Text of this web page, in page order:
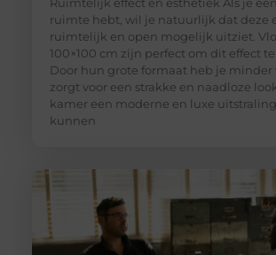
ruimte hebt, wil je natuurlijk dat deze
ruimtelijk en open mogelijk uitziet.
100×100 cm zijn perfect om dit effect
Door hun grote formaat heb je minder
zorgt voor een strakke en naadloze
kamer een moderne en luxe
kunnen